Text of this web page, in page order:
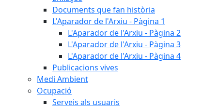
Documents que fan història
L'Aparador de l'Arxiu - Pàgina 1
L'Aparador de l'Arxiu - Pàgina 2
L'Aparador de l'Arxiu - Pàgina 3
L'Aparador de l'Arxiu - Pàgina 4
Publicacions vives
Medi Ambient
Ocupació
Serveis als usuaris